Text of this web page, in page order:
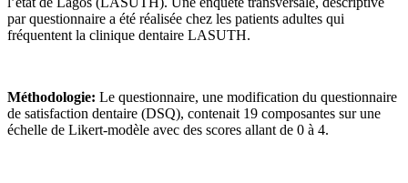
par questionnaire a été réalisée chez les patients adultes qui
fréquentent la clinique dentaire LASUTH.
Méthodologie: Le questionnaire, une modification du questionnaire
de satisfaction dentaire (DSQ), contenait 19 composantes sur une
échelle de Likert-modèle avec des scores allant de 0 à 4.